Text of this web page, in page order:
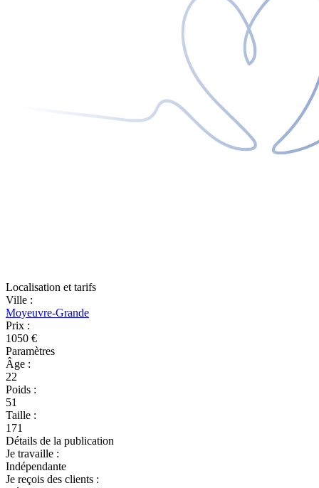
Localisation et tarifs
Ville :
Moyeuvre-Grande
Prix :
1050 €
Paramètres
Âge :
22
Poids :
51
Taille :
171
Détails de la publication
Je travaille :
Indépendante
Je reçois des clients :